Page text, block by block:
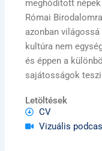
meghódított
Római
azonban
kultúra nem
és éppen a
sajátosságok
Letöltések
CV
Vizuális